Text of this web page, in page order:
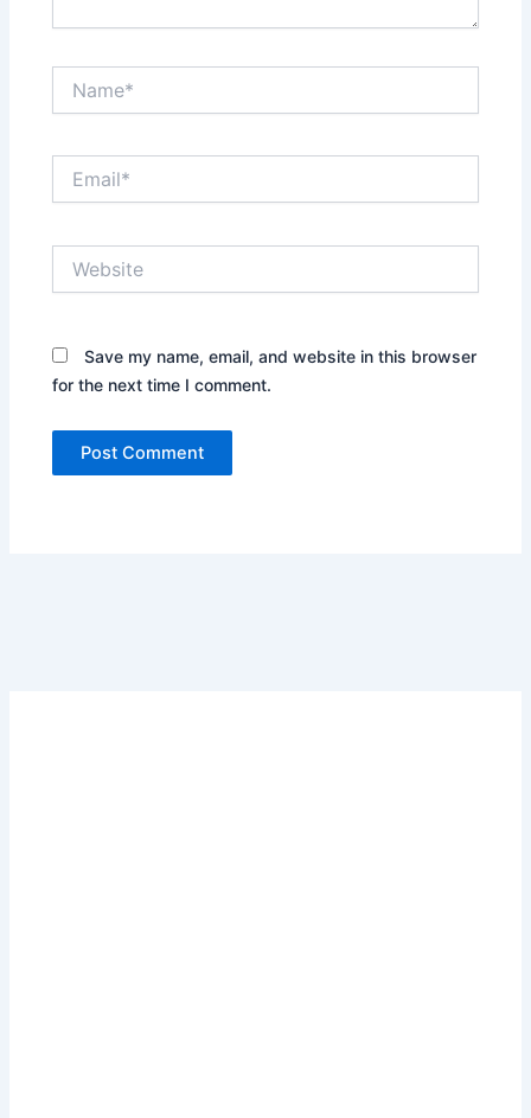
Save my name, email, and website in this browser
for the next time I comment.